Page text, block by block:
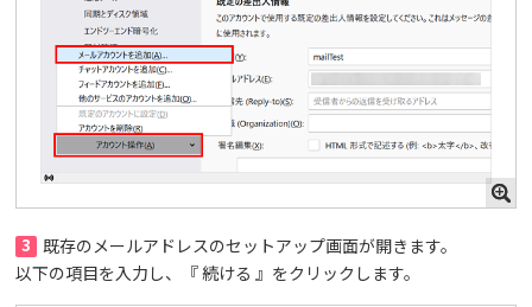
3
既存のメールアドレスのセットアップ画面が開きます。
以下の項目を入力し、『 続ける 』をクリックします。